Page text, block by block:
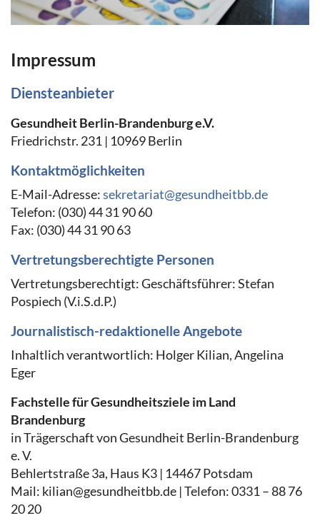
Impressum
Diensteanbieter
Gesundheit Berlin-Brandenburg e.V.
Friedrichstr. 231 | 10969 Berlin
Kontaktmöglichkeiten
E-Mail-Adresse:sekretariat@gesundheitbb.de
Telefon: (030) 44 31 90 60
Fax: (030) 44 31 90 63
Vertretungsberechtigte Personen
Vertretungsberechtigt: Geschäftsführer: Stefan
Pospiech (V.i.S.d.P.)
Journalistisch-redaktionelle Angebote
Inhaltlich verantwortlich: Holger Kilian, Angelina
Eger
Fachstelle für Gesundheitsziele im Land
Brandenburg
in Trägerschaft von Gesundheit Berlin-Brandenburg
e. V.
Behlertstraße 3a, Haus K3 | 14467 Potsdam
Mail: kilian@gesundheitbb.de | Telefon: 0331 – 88 76
20 20